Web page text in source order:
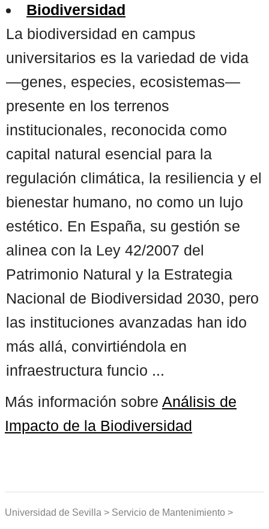
Biodiversidad
La biodiversidad en campus
universitarios es la variedad de vida
—genes, especies, ecosistemas—
presente en los terrenos
institucionales, reconocida como
capital natural esencial para la
regulación climática, la resiliencia y el
bienestar humano, no como un lujo
estético. En España, su gestión se
alinea con la Ley 42/2007 del
Patrimonio Natural y la Estrategia
Nacional de Biodiversidad 2030, pero
las instituciones avanzadas han ido
más allá, convirtiéndola en
infraestructura funcio ...
Más información sobre Análisis de
Impacto de la Biodiversidad
Universidad de Sevilla > Servicio de Mantenimiento >